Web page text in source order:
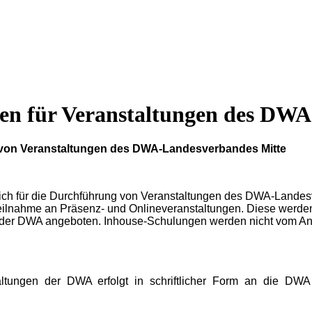
für Veranstaltungen des
Veranstaltungen des DWA-Landesverbandes Mitte
für die Durchführung von Veranstaltungen des DWA-
an Präsenz- und Onlineveranstaltungen. Diese
DWA angeboten. Inhouse-Schulungen werden nicht vom
der DWA erfolgt in schriftlicher Form an die